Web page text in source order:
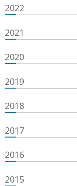
2022
2021
2020
2019
2018
2017
2016
2015